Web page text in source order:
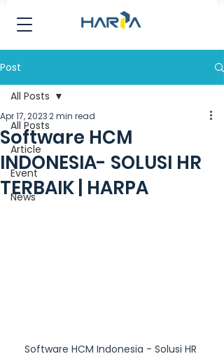
Post
All Posts
Article
Event
News
All Posts
Software HCM
INDONESIA- SOLUSI HR
TERBAIK | HARPA
Apr 17, 20232 min read
Software HCM Indonesia - Solusi HR